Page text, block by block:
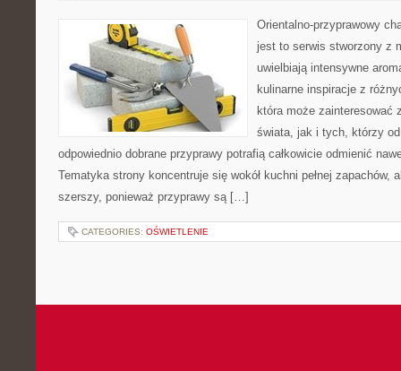
Orientalno-przyprawowy
jest to serwis stworzony z
uwielbiają intensywne
kulinarne inspiracje z
która może zainteresować
świata, jak i tych, którzy
odpowiednio dobrane przyprawy potrafią całkowicie odmienić
Tematyka strony koncentruje się wokół kuchni pełnej zapachów,
szerszy, ponieważ przyprawy są […]
CATEGORIES: OŚWIETLENIE